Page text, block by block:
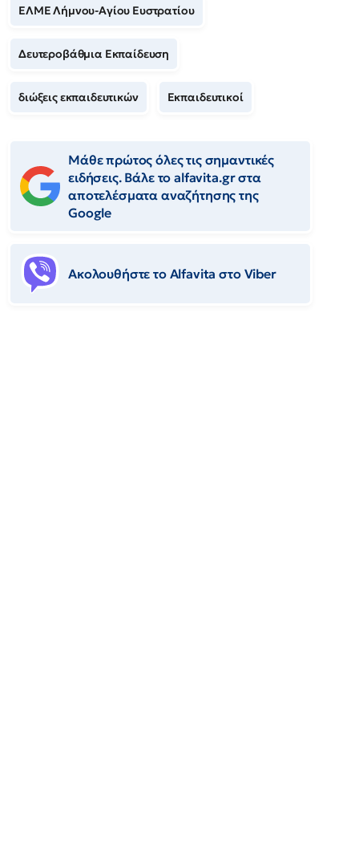
ΕΛΜΕ Λήμνου-Αγίου Ευστρατίου
Δευτεροβάθμια Εκπαίδευση
διώξεις εκπαιδευτικών Εκπαιδευτικοί
Μάθε πρώτος όλες τις σημαντικές
ειδήσεις. Βάλε το alfavita.gr στα
αποτελέσματα αναζήτησης της
Google
Ακολουθήστε το Αlfavita στο Viber